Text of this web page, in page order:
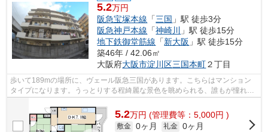
5.2万円
阪急宝塚本線 「三国 」駅 徒歩3分
阪急神戸本線 「神崎川
」駅 徒歩15分
地下鉄御堂筋線 「新大阪 」駅 徒歩15分
築46年 / 42.06㎡
大阪府大阪市淀川区三国本町２丁目
歩いて189mの場所に、ヴェール阪急三国があります。こちらはマンション
タイプになります。うっとりする程綺麗な景色を眺められる、誰もが憧れる
マンションです。利用可能な駅が2駅あり...
5.2万円 (管理費等：5,000円 )
敷金 0ヶ月 礼金 0ヶ月